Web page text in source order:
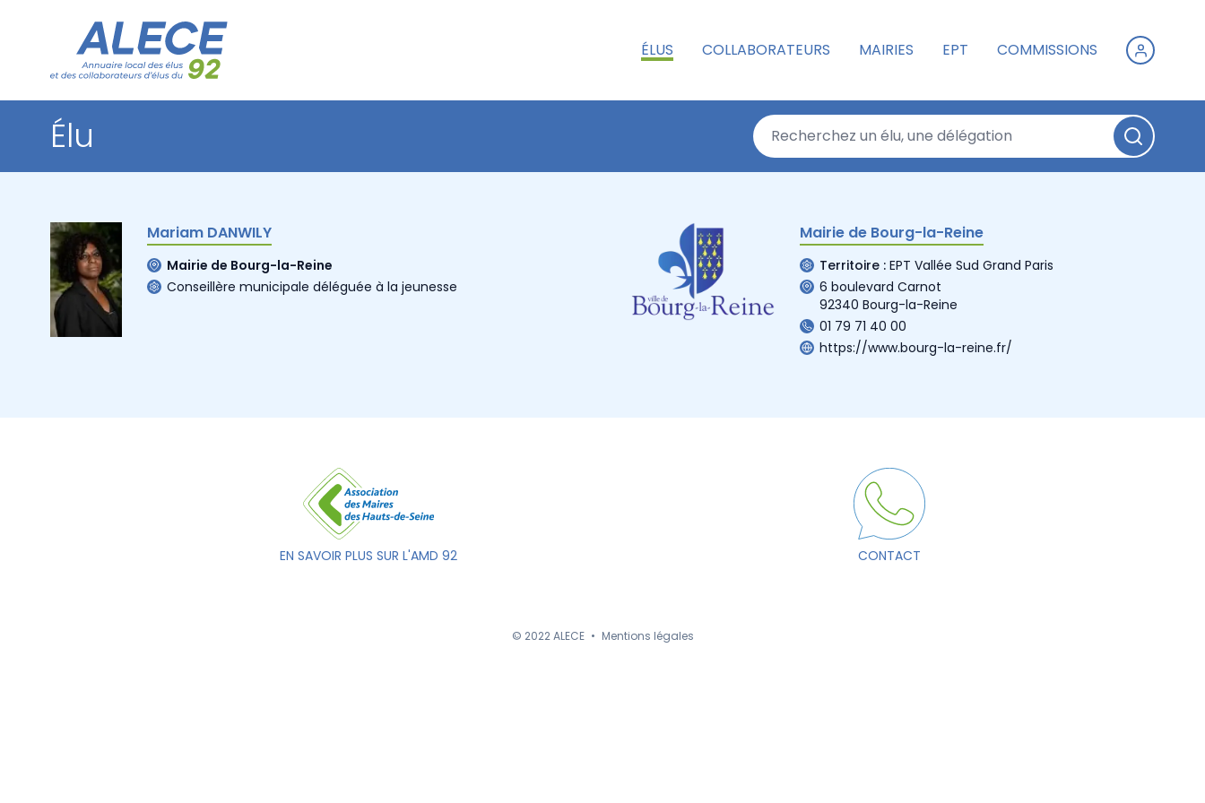
ÉLUS COLLABORATEURS MAIRIES EPT COMMISSIONS
Élu
Mariam DANWILY
Mairie de Bourg-la-Reine
Conseillère municipale déléguée à la jeunesse
Mairie de Bourg-la-Reine
Territoire : EPT Vallée Sud Grand Paris
6 boulevard Carnot
92340 Bourg-la-Reine
01 79 71 40 00
https://www.bourg-la-reine.fr/
EN SAVOIR PLUS SUR L'AMD 92 CONTACT
© 2022 ALECE • Mentions légales